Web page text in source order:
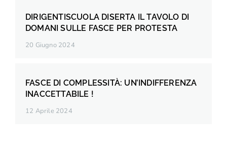
DIRIGENTISCUOLA DISERTA IL TAVOLO DI
DOMANI SULLE FASCE PER PROTESTA
20 Giugno 2024
FASCE DI COMPLESSITÀ: UN’INDIFFERENZA
INACCETTABILE !
12 Aprile 2024